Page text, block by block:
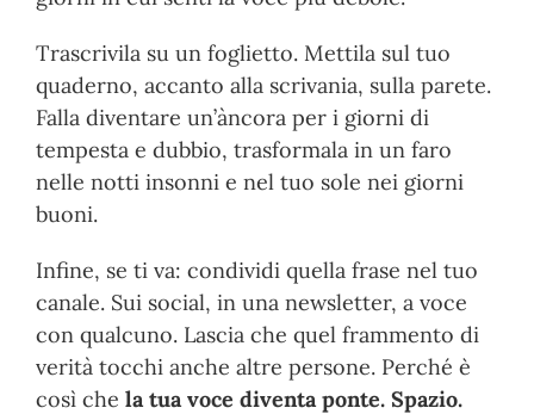
Trascrivila su un foglietto. Mettila sul tuo
quaderno, accanto alla scrivania, sulla parete.
Falla diventare un’àncora per i giorni di
tempesta e dubbio, trasformala in un faro
nelle notti insonni e nel tuo sole nei giorni
buoni.
Infine, se ti va: condividi quella frase nel tuo
canale. Sui social, in una newsletter, a voce
con qualcuno. Lascia che quel frammento di
verità tocchi anche altre persone. Perché è
così che la tua voce diventa ponte. Spazio.